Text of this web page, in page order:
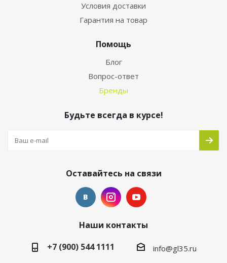
Условия доставки
Гарантия на товар
Помощь
Блог
Вопрос-ответ
Бренды
Будьте всегда в курсе!
Оставайтесь на связи
Наши контакты
+7 (900) 544 1111
info@gl35.ru